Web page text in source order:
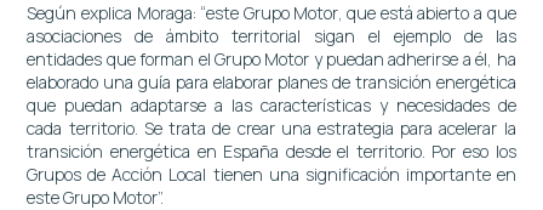
Según explica Moraga: “este Grupo Motor, que está abierto a que
asociaciones de ámbito territorial sigan el ejemplo de las
entidades que forman el Grupo Motor y puedan adherirse a él, ha
elaborado una guía para elaborar planes de transición energética
que puedan adaptarse a las características y necesidades de
cada territorio. Se trata de crear una estrategia para acelerar la
transición energética en España desde el territorio. Por eso los
Grupos de Acción Local tienen una significación importante en
este Grupo Motor”.